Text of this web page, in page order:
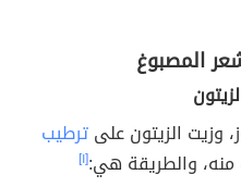
المصبوغ
وزيت الزيتون علىترطيب
منه، والطريقة هي:[١]